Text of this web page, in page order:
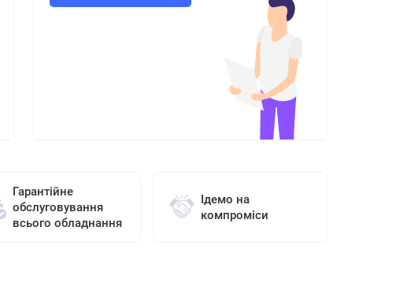
Гарантійне
обслуговування
всього обладнання
Ідемо на
компроміси